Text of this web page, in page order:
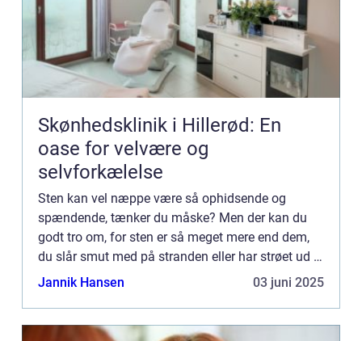
Skønhedsklinik i Hillerød: En
oase for velvære og
selvforkælelse
Sten kan vel næppe være så ophidsende og
spændende, tænker du måske? Men der kan du
godt tro om, for sten er så meget mere end dem,
du slår smut med på stranden eller har strøet ud i
mindre...
Jannik Hansen 03 juni 2025